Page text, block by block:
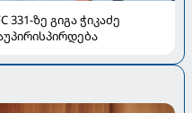
ზე გიგა ჭიკაძე